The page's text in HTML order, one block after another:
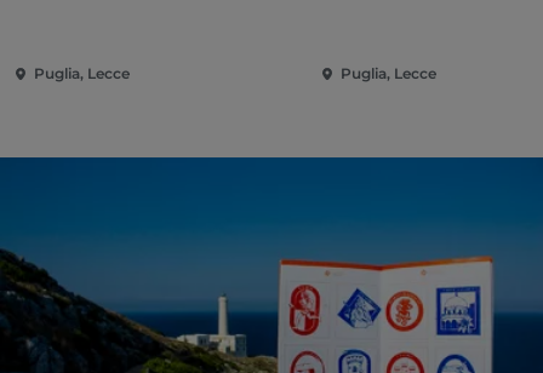
Puglia, Lecce Puglia, Lecce